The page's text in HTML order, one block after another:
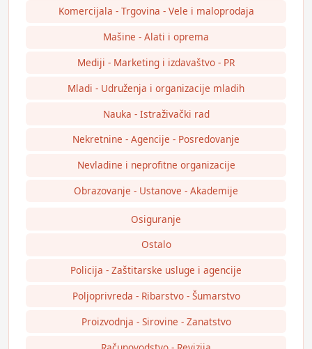
Komercijala - Trgovina - Vele i maloprodaja
Mašine - Alati i oprema
Mediji - Marketing i izdavaštvo - PR
Mladi - Udruženja i organizacije mladih
Nauka - Istraživački rad
Nekretnine - Agencije - Posredovanje
Nevladine i neprofitne organizacije
Obrazovanje - Ustanove - Akademije
Osiguranje
Ostalo
Policija - Zaštitarske usluge i agencije
Poljoprivreda - Ribarstvo - Šumarstvo
Proizvodnja - Sirovine - Zanatstvo